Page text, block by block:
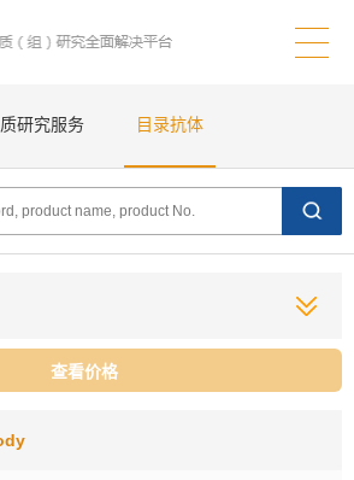
研究服务 目录抗体
查看价格